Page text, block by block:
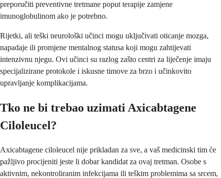
preporučiti preventivne tretmane poput terapije zamjene
imunoglobulinom ako je potrebno.
Rijetki, ali teški neurološki učinci mogu uključivati oticanje mozga,
napadaje ili promjene mentalnog statusa koji mogu zahtijevati
intenzivnu njegu. Ovi učinci su razlog zašto centri za liječenje imaju
specijalizirane protokole i iskusne timove za brzo i učinkovito
upravljanje komplikacijama.
Tko ne bi trebao uzimati Axicabtagene
Ciloleucel?
Axicabtagene ciloleucel nije prikladan za sve, a vaš medicinski tim će
pažljivo procijeniti jeste li dobar kandidat za ovaj tretman. Osobe s
aktivnim, nekontroliranim infekcijama ili teškim problemima sa srcem,